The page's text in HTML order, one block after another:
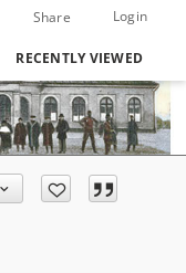
Share Login
RECENTLY VIEWED